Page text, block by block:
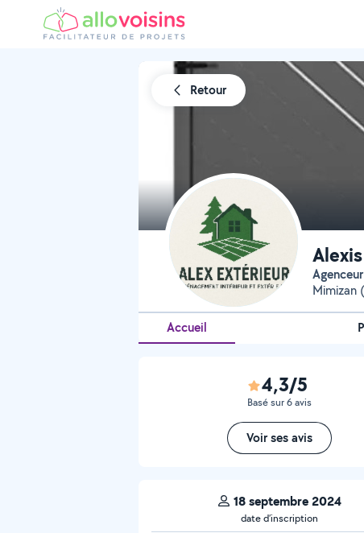
Retour
Mimizan
Accueil
4,3/5
Basé sur 6 avis
Voir ses avis
18 septembre 2024
date d’inscription